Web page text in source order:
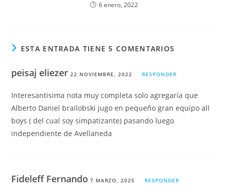
6 enero, 2022
ESTA ENTRADA TIENE 5 COMENTARIOS
peisaj eliezer 22 NOVIEMBRE, 2022 RESPONDER
Interesantisima nota muy completa solo agregaría que
Alberto Daniel brailobski jugo en pequeño gran equipo all
boys ( del cual soy simpatizante) pasando luego
independiente de Avellaneda
Fideleff Fernando 7 MARZO, 2025 RESPONDER